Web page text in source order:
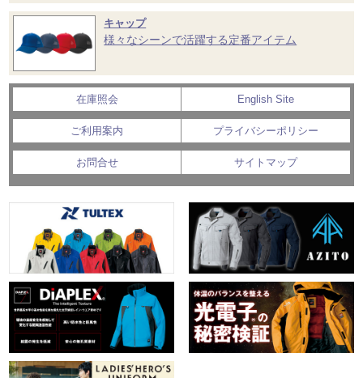
キャップ
様々なシーンで活躍する定番アイテム
在庫照会 English Site
ご利用案内 プライバシーポリシー
お問合せ サイトマップ